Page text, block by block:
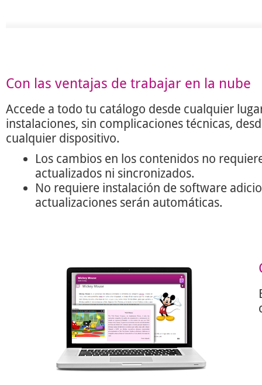
Con las ventajas de trabajar en la nube
Accede a todo tu catálogo desde cualquier
instalaciones, sin complicaciones técnicas,
cualquier dispositivo.
Los cambios en los contenidos no
actualizados ni sincronizados.
No requiere instalación de software
actualizaciones serán automáticas.